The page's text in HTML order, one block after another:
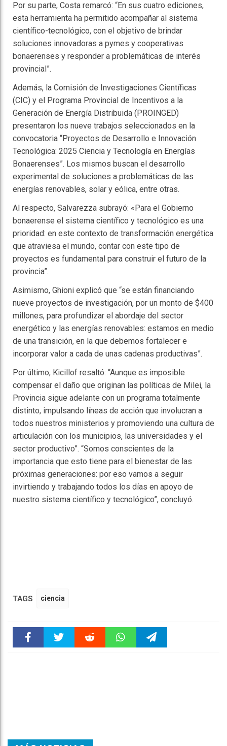
Por su parte, Costa remarcó: “En sus cuatro ediciones,
esta herramienta ha permitido acompañar al sistema
científico-tecnológico, con el objetivo de brindar
soluciones innovadoras a pymes y cooperativas
bonaerenses y responder a problemáticas de interés
provincial”.
Además, la Comisión de Investigaciones Científicas
(CIC) y el Programa Provincial de Incentivos a la
Generación de Energía Distribuida (PROINGED)
presentaron los nueve trabajos seleccionados en la
convocatoria “Proyectos de Desarrollo e Innovación
Tecnológica: 2025 Ciencia y Tecnología en Energías
Bonaerenses”. Los mismos buscan el desarrollo
experimental de soluciones a problemáticas de las
energías renovables, solar y eólica, entre otras.
Al respecto, Salvarezza subrayó: «Para el Gobierno
bonaerense el sistema científico y tecnológico es una
prioridad: en este contexto de transformación energética
que atraviesa el mundo, contar con este tipo de
proyectos es fundamental para construir el futuro de la
provincia”.
Asimismo, Ghioni explicó que “se están financiando
nueve proyectos de investigación, por un monto de $400
millones, para profundizar el abordaje del sector
energético y las energías renovables: estamos en medio
de una transición, en la que debemos fortalecer e
incorporar valor a cada de unas cadenas productivas”.
Por último, Kicillof resaltó: “Aunque es imposible
compensar el daño que originan las políticas de Milei, la
Provincia sigue adelante con un programa totalmente
distinto, impulsando líneas de acción que involucran a
todos nuestros ministerios y promoviendo una cultura de
articulación con los municipios, las universidades y el
sector productivo”. “Somos conscientes de la
importancia que esto tiene para el bienestar de las
próximas generaciones: por eso vamos a seguir
invirtiendo y trabajando todos los días en apoyo de
nuestro sistema científico y tecnológico”, concluyó.
TAGS ciencia